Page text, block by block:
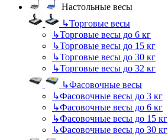
Настольные весы
↳Торговые весы
↳Торговые весы до 6 кг
↳Торговые весы до 15 кг
↳Торговые весы до 30 кг
↳Торговые весы до 32 кг
↳Фасовочные весы
↳Фасовочные весы до 3 кг
↳Фасовочные весы до 6 кг
↳Фасовочные весы до 15 кг
↳Фасовочные весы до 30 кг